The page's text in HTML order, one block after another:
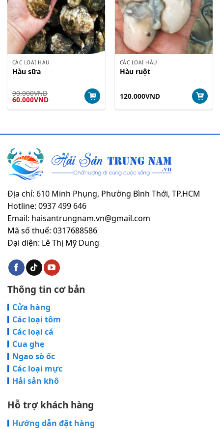
CÁC LOẠI HÀU
Hàu sữa
90.000VND
Giá
gốc
là:
60.000VNDGiá
tại
CÁC LOẠI HÀU
Hàu ruột
120.000VND
Địa chỉ: 610 Minh Phụng, Phường Bình Thới, TP.HCM
Hotline: 0937 499 646
Email: haisantrungnam.vn@gmail.com
Mã số thuế: 0317688586
Đại diện: Lê Thị Mỹ Dung
Thông tin cơ bản
Cửa hàng
Các loại tôm
Các loại cá
Cua ghẹ
Ngao sò ốc
Các loại mực
Hải sản khô
Hỗ trợ khách hàng
Hướng dẫn đặt hàng